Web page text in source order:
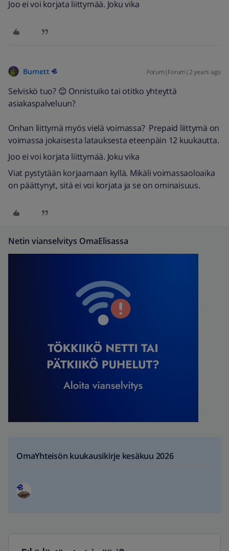
Joo ei voi korjata liittymää. Joku vika
Burnett Forum|Forum|2 years ago
Selviskö tuo? 😊 Onnistuiko tai otitko yhteyttä
asiakaspalveluun?
Onhan liittymä myös vielä voimassa? Prepaid liittymä on
voimassa jokaisesta latauksesta eteenpäin 12 kuukautta.
Joo ei voi korjata liittymää. Joku vika
Viat pystytään korjaamaan kyllä. Mikäli voimassaoloaika
on päättynyt, sitä ei voi korjata ja se on ominaisuus.
Netin vianselvitys OmaElisassa
OmaYhteisön kuukausikirje kesäkuu 2026